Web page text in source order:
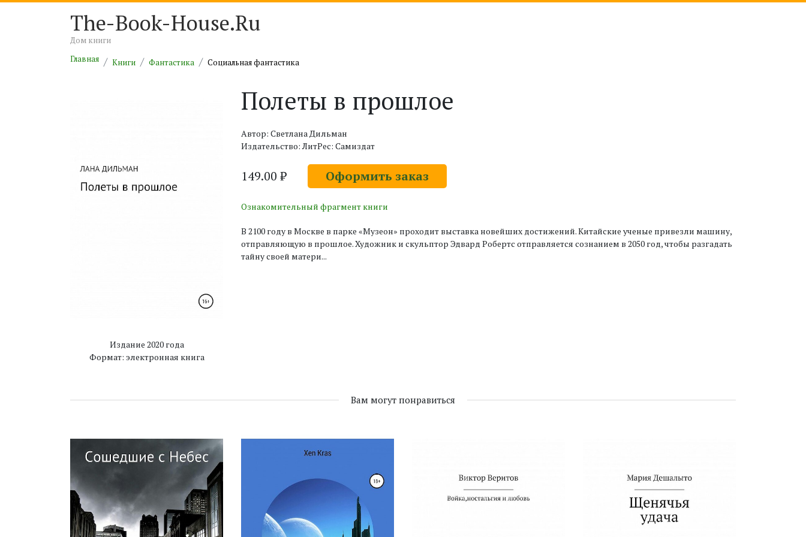
The-Book-House.Ru
Дом книги
Главная
Книги Фантастика Социальная фантастика
Издание 2020 года
Формат: электронная книга
Полеты в прошлое
Автор: Светлана Дильман
Издательство: ЛитРес: Самиздат
149.00 ₽ Оформить заказ
Ознакомительный фрагмент книги
В 2100 году в Москве в парке «Музеон» проходит выставка новейших достижений. Китайские ученые привезли машину,
отправляющую в прошлое. Художник и скульптор Эдвард Робертс отправляется сознанием в 2050 год, чтобы разгадать
тайну своей матери...
Вам могут понравиться